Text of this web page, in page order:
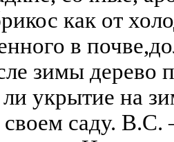
как от
в
зимы дерево
укрытие на
саду. В.С.